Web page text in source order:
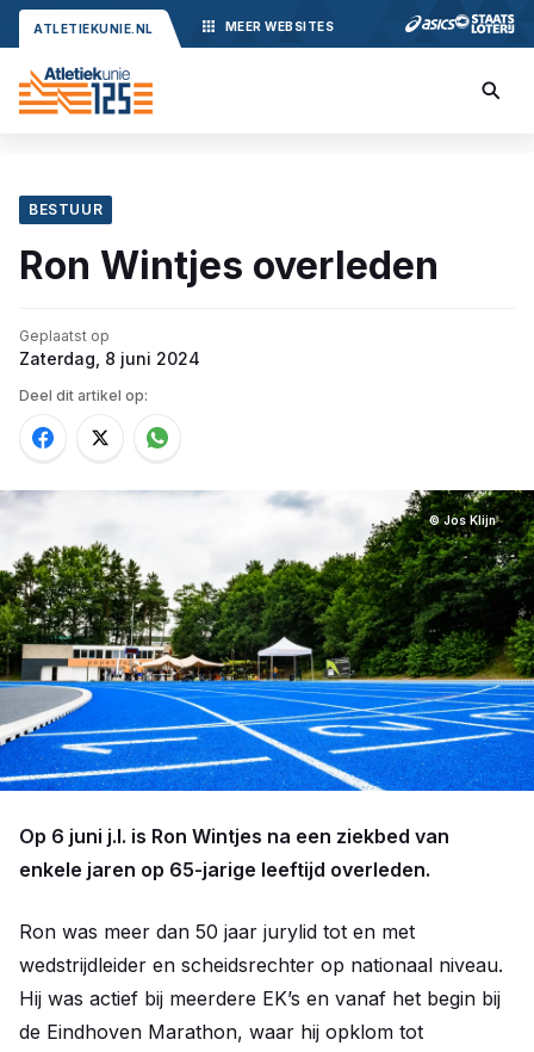
ATLETIEKUNIE.NL MEER WEBSITES
BESTUUR
Ron Wintjes overleden
Geplaatst op
Zaterdag, 8 juni 2024
Deel dit artikel op:
© Jos Klijn
Op 6 juni j.l. is Ron Wintjes na een ziekbed van
enkele jaren op 65-jarige leeftijd overleden.
Ron was meer dan 50 jaar jurylid tot en met
wedstrijdleider en scheidsrechter op nationaal niveau.
Hij was actief bij meerdere EK’s en vanaf het begin bij
de Eindhoven Marathon, waar hij opklom tot